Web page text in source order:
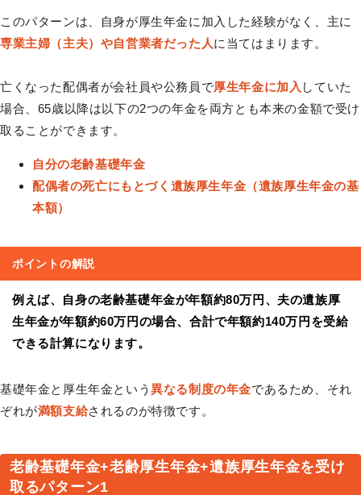
このパターンは、自身が厚生年金に加入した経験がなく、主に
専業主婦（主夫）や自営業者だった人に当てはまります。
亡くなった配偶者が会社員や公務員で厚生年金に加入 していた
場合、65歳以降は以下の2つの年金を両方とも本来の金額で受け
取ることができます。
自分の老齢基礎年金
配偶者の死亡にもとづく遺族厚生年金（遺族厚生年金の基
本額）
ポイントの解説
例えば、自身の老齢基礎年金が年額約80万円、夫の遺族厚
生年金が年額約60万円の場合、合計で年額約140万円を受給
できる計算になります。
基礎年金と厚生年金という異なる制度の年金であるため、それ
ぞれが満額支給されるのが特徴です。
老齢基礎年金+老齢厚生年金+遺族厚生年金を受け
取るパターン1